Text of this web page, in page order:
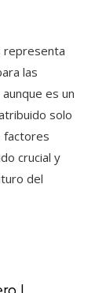
representa
las
es un
solo
factores
crucial y
del